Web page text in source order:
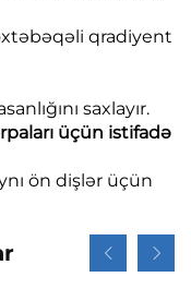
qradiyent
saxlayır.
üçün istifadə
ön dişlər üçün